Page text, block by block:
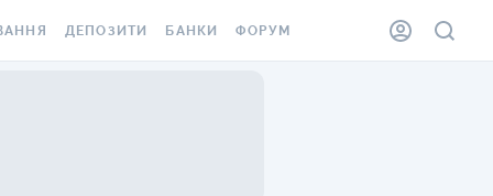
ДЕПОЗИТИ БАНКИ ФОРУМ